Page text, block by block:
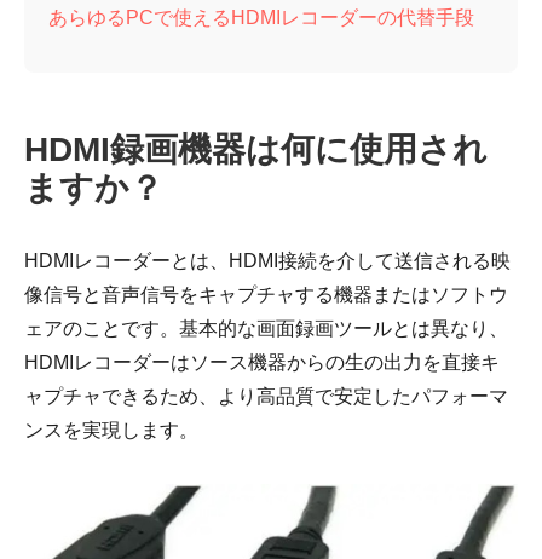
あらゆるPCで使えるHDMIレコーダーの代替手段
HDMI録画機器は何に使用され
ますか？
HDMIレコーダーとは、HDMI接続を介して送信される映
像信号と音声信号をキャプチャする機器またはソフトウ
ェアのことです。基本的な画面録画ツールとは異なり、
HDMIレコーダーはソース機器からの生の出力を直接キ
ャプチャできるため、より高品質で安定したパフォーマ
ンスを実現します。